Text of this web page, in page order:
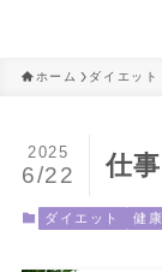
ホーム ダイエット
仕
2025
6/22
ダイエット 健康